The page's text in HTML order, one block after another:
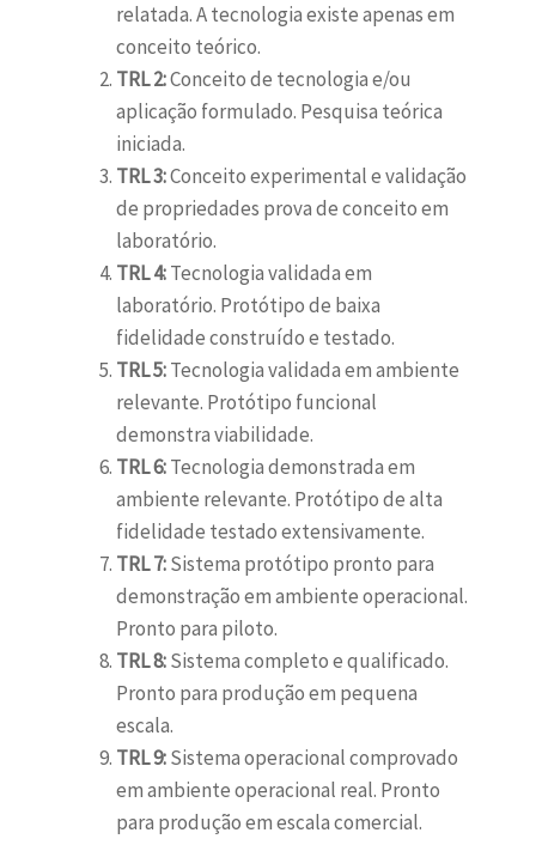
relatada. A tecnologia existe apenas em
conceito teórico.
TRL 2:Conceito de tecnologia e/ou
aplicação formulado. Pesquisa teórica
iniciada.
TRL 3:Conceito experimental e validação
de propriedades prova de conceito em
laboratório.
TRL 4:Tecnologia validada em
laboratório. Protótipo de baixa
fidelidade construído e testado.
TRL 5:Tecnologia validada em ambiente
relevante. Protótipo funcional
demonstra viabilidade.
TRL 6:Tecnologia demonstrada em
ambiente relevante. Protótipo de alta
fidelidade testado extensivamente.
TRL 7:Sistema protótipo pronto para
demonstração em ambiente operacional.
Pronto para piloto.
TRL 8:Sistema completo e qualificado.
Pronto para produção em pequena
escala.
TRL 9:Sistema operacional comprovado
em ambiente operacional real. Pronto
para produção em escala comercial.